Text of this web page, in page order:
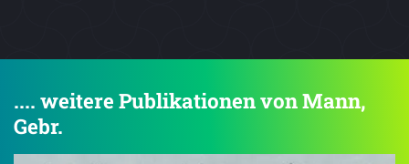
.... weitere Publikationen von Mann,
Gebr.